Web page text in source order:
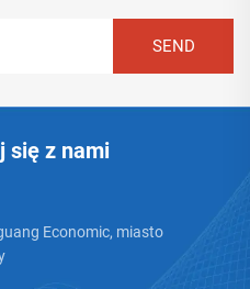
się z nami
Economic, miasto